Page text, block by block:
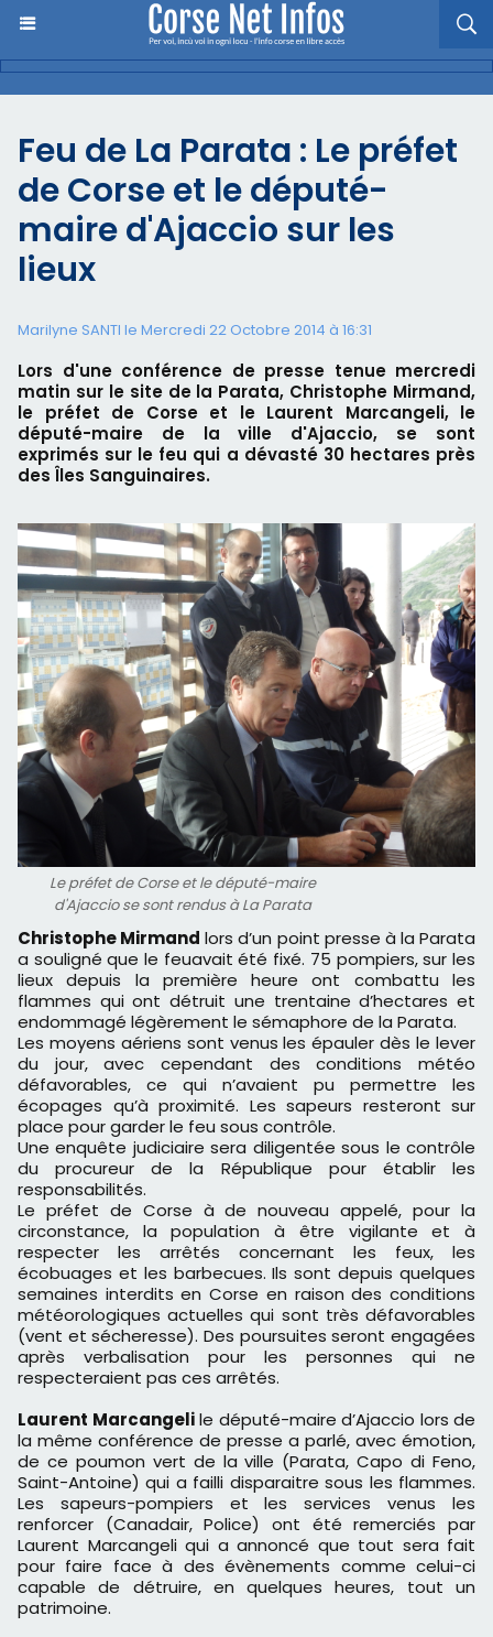
Feu de La Parata : Le préfet
de Corse et le député-
maire d'Ajaccio sur les
lieux
Marilyne SANTI le Mercredi 22 Octobre 2014 à 16:31
Lors d'une conférence de presse tenue mercredi
matin sur le site de la Parata, Christophe Mirmand,
le préfet de Corse et le Laurent Marcangeli, le
député-maire de la ville d'Ajaccio, se sont
exprimés sur le feu qui a dévasté 30 hectares près
des Îles Sanguinaires.
Le préfet de Corse et le député-maire
d'Ajaccio se sont rendus à La Parata
Christophe Mirmand lors d’un point presse à la Parata
a souligné que le feuavait été fixé. 75 pompiers, sur les
lieux depuis la première heure ont combattu les
flammes qui ont détruit une trentaine d’hectares et
endommagé légèrement le sémaphore de la Parata.
Les moyens aériens sont venus les épauler dès le lever
du jour, avec cependant des conditions météo
défavorables, ce qui n’avaient pu permettre les
écopages qu’à proximité. Les sapeurs resteront sur
place pour garder le feu sous contrôle.
Une enquête judiciaire sera diligentée sous le contrôle
du procureur de la République pour établir les
responsabilités.
Le préfet de Corse à de nouveau appelé, pour la
circonstance, la population à être vigilante et à
respecter les arrêtés concernant les feux, les
écobuages et les barbecues. Ils sont depuis quelques
semaines interdits en Corse en raison des conditions
météorologiques actuelles qui sont très défavorables
(vent et sécheresse). Des poursuites seront engagées
après verbalisation pour les personnes qui ne
respecteraient pas ces arrêtés.
Laurent Marcangelile député-maire d’Ajaccio lors de
la même conférence de presse a parlé, avec émotion,
de ce poumon vert de la ville (Parata, Capo di Feno,
Saint-Antoine) qui a failli disparaitre sous les flammes.
Les sapeurs-pompiers et les services venus les
renforcer (Canadair, Police) ont été remerciés par
Laurent Marcangeli qui a annoncé que tout sera fait
pour faire face à des évènements comme celui-ci
capable de détruire, en quelques heures, tout un
patrimoine.